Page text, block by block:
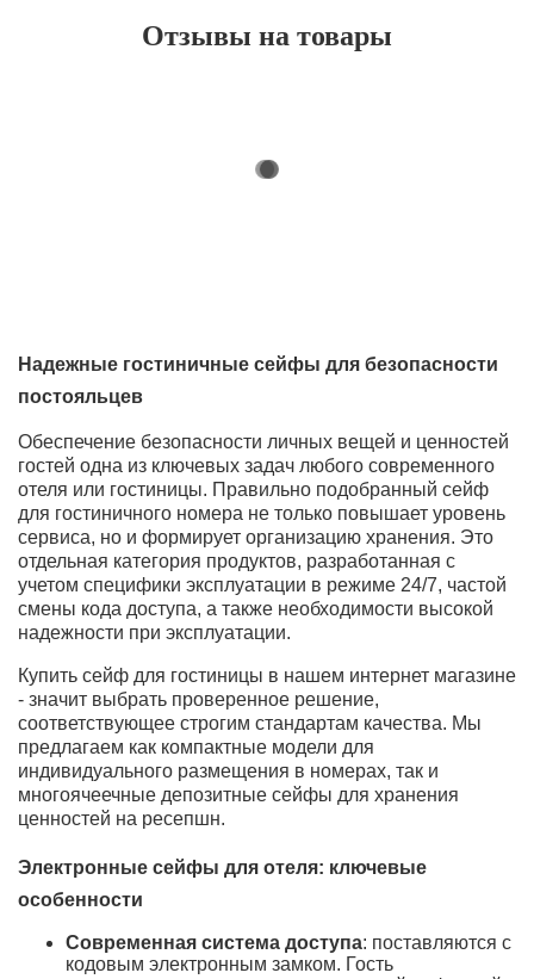
Отзывы на товары
Надежные гостиничные сейфы для безопасности
постояльцев
Обеспечение безопасности личных вещей и ценностей
гостей одна из ключевых задач любого современного
отеля или гостиницы. Правильно подобранный сейф
для гостиничного номера не только повышает уровень
сервиса, но и формирует организацию хранения. Это
отдельная категория продуктов, разработанная с
учетом специфики эксплуатации в режиме 24/7, частой
смены кода доступа, а также необходимости высокой
надежности при эксплуатации.
Купить сейф для гостиницы в нашем интернет магазине
- значит выбрать проверенное решение,
соответствующее строгим стандартам качества. Мы
предлагаем как компактные модели для
индивидуального размещения в номерах, так и
многоячеечные депозитные сейфы для хранения
ценностей на ресепшн.
Электронные сейфы для отеля: ключевые
особенности
Современная система доступа: поставляются с
кодовым электронным замком. Гость